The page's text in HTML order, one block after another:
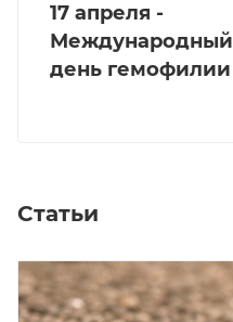
17 апреля -
Международный
день гемофилии
Статьи